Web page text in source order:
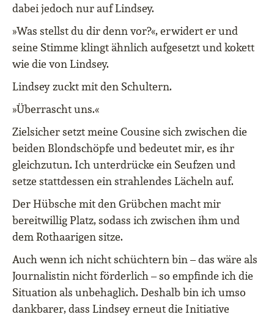
dabei jedoch nur auf Lindsey.
»Was stellst du dir denn vor?«, erwidert er und
seine Stimme klingt ähnlich aufgesetzt und kokett
wie die von Lindsey.
Lindsey zuckt mit den Schultern.
»Überrascht uns.«
Zielsicher setzt meine Cousine sich zwischen die
beiden Blondschöpfe und bedeutet mir, es ihr
gleichzutun. Ich unterdrücke ein Seufzen und
setze stattdessen ein strahlendes Lächeln auf.
Der Hübsche mit den Grübchen macht mir
bereitwillig Platz, sodass ich zwischen ihm und
dem Rothaarigen sitze.
Auch wenn ich nicht schüchtern bin – das wäre als
Journalistin nicht förderlich – so empfinde ich die
Situation als unbehaglich. Deshalb bin ich umso
dankbarer, dass Lindsey erneut die Initiative